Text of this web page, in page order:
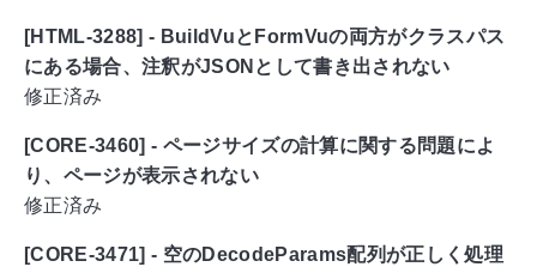
[HTML-3288] - BuildVuとFormVuの両方がクラスパス
にある場合、注釈がJSONとして書き出されない
修正済み
[CORE-3460] - ページサイズの計算に関する問題によ
り、ページが表示されない
修正済み
[CORE-3471] - 空のDecodeParams配列が正しく処理